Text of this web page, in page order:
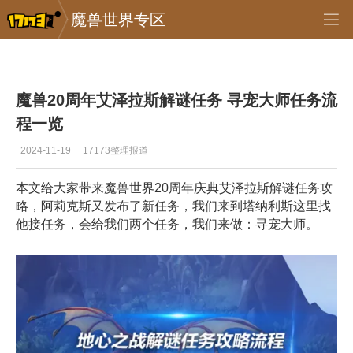
魔兽世界专区
专区_《魔兽世界》 >
魔兽20周年艾泽拉斯解谜任务 寻宠大师任务流
程一览
2024-11-19 17173整理报道
本文给大家带来魔兽世界20周年庆典艾泽拉斯解谜任务攻
略，阿莉克斯又发布了新任务，我们来到塔纳利斯这里找
他接任务，会给我们两个任务，我们来做：寻宠大师。